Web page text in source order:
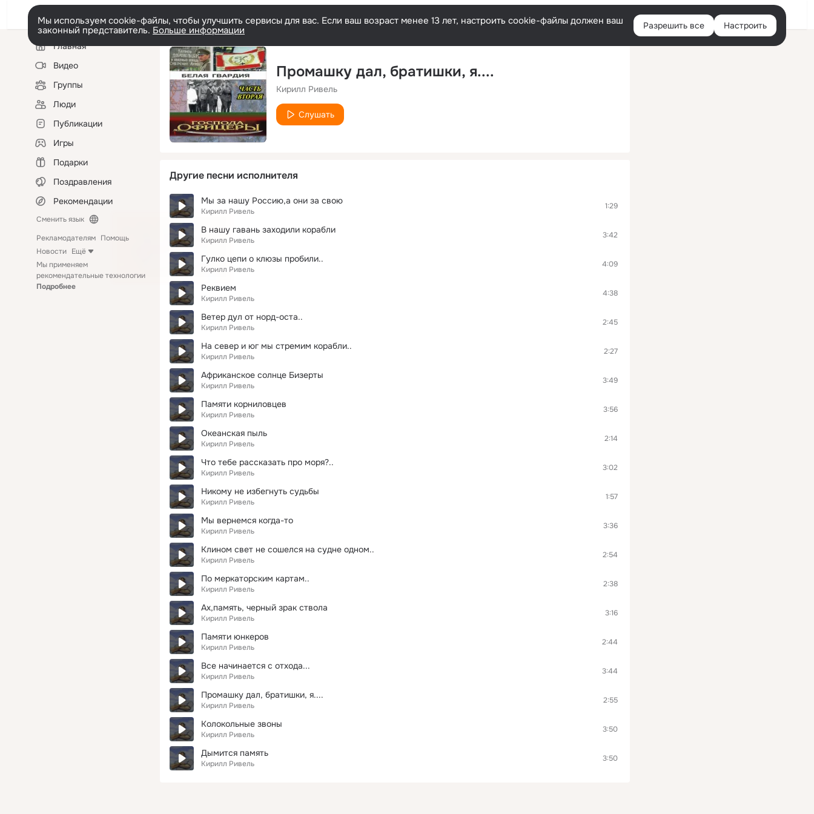
Войти
Мы используем cookie-файлы, чтобы улучшить сервисы для вас. Если ваш возраст менее 13 лет, настроить cookie-файлы должен ваш
законный представитель. Больше информации Разрешить все Настроить
Левая
колонкаГлавная
Видео
Группы
Люди
Публикации
Игры
Подарки
Поздравления
Рекомендации
Сменить язык
Рекламодателям Помощь
Новости Ещё
Мы применяем
рекомендательные технологии
Подробнее
Промашку дал, братишки, я....
Кирилл Ривель
Слушать
Другие песни исполнителя
Мы за нашу Россию,а они за свою
Кирилл Ривель
1:29
В нашу гавань заходили корабли
Кирилл Ривель
3:42
Гулко цепи о клюзы пробили..
Кирилл Ривель
4:09
Реквием
Кирилл Ривель
4:38
Ветер дул от норд-оста..
Кирилл Ривель
2:45
На север и юг мы стремим корабли..
Кирилл Ривель
2:27
Африканское солнце Бизерты
Кирилл Ривель
3:49
Памяти корниловцев
Кирилл Ривель
3:56
Океанская пыль
Кирилл Ривель
2:14
Что тебе рассказать про моря?..
Кирилл Ривель
3:02
Никому не избегнуть судьбы
Кирилл Ривель
1:57
Мы вернемся когда-то
Кирилл Ривель
3:36
Клином свет не сошелся на судне одном..
Кирилл Ривель
2:54
По меркаторским картам..
Кирилл Ривель
2:38
Ах,память, черный зрак ствола
Кирилл Ривель
3:16
Памяти юнкеров
Кирилл Ривель
2:44
Все начинается с отхода...
Кирилл Ривель
3:44
Промашку дал, братишки, я....
Кирилл Ривель
2:55
Колокольные звоны
Кирилл Ривель
3:50
Дымится память
Кирилл Ривель
3:50